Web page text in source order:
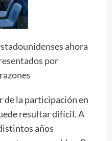
ahora
por
de la participación en
resultar difícil. A
años